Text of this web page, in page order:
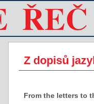
Z dopisů
From the letters to